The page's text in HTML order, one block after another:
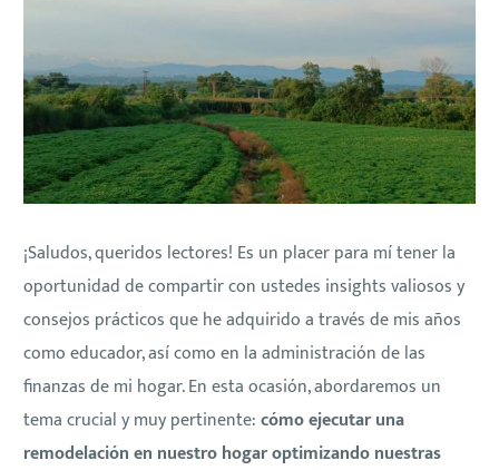
¡Saludos, queridos lectores! Es un placer para mí tener la
oportunidad de compartir con ustedes insights valiosos y
consejos prácticos que he adquirido a través de mis años
como educador, así como en la administración de las
finanzas de mi hogar. En esta ocasión, abordaremos un
tema crucial y muy pertinente:cómo ejecutar una
remodelación en nuestro hogar optimizando nuestras